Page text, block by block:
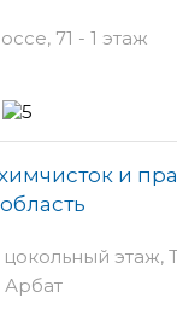
71 - 1 этаж
и
цокольный этаж,